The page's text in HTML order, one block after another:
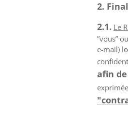
2.
2.1. Le
”vous”
e-mail)
afin